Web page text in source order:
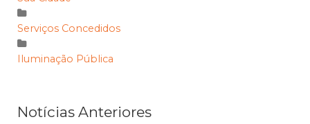
Serviços Concedidos
Iluminação Pública
Notícias Anteriores